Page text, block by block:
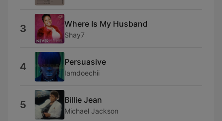
3 Where Is My Husband
Shay7
4 Persuasive
Iamdoechii
5 Billie Jean
Michael Jackson